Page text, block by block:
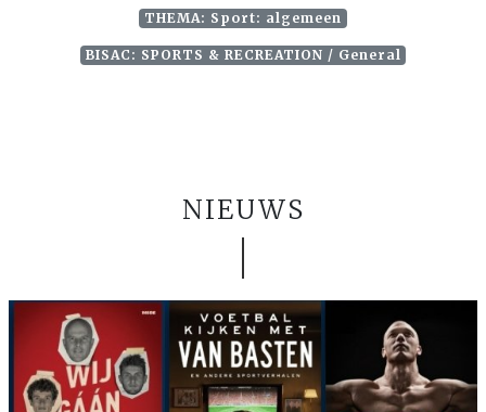
THEMA: Sport: algemeen
BISAC: SPORTS & RECREATION / General
NIEUWS